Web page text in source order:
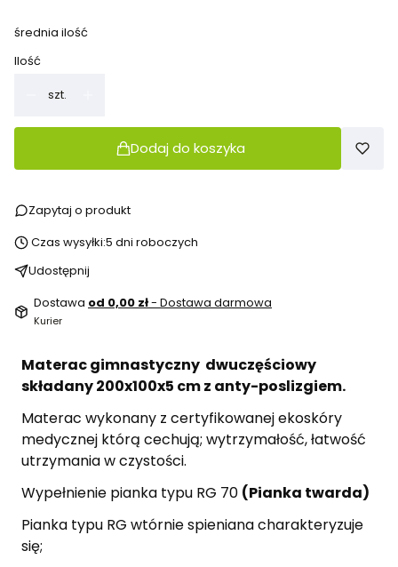
średnia ilość
Ilość
szt.
Dodaj do koszyka
Zapytaj o produkt
Czas wysyłki:5 dni roboczych
Udostępnij
Dostawa od 0,00 zł- Dostawa darmowa
Kurier
Materac gimnastyczny dwuczęściowy
składany 200x100x5 cm z anty-poslizgiem.
Materac wykonany z certyfikowanej ekoskóry
medycznej którą cechują; wytrzymałość, łatwość
utrzymania w czystości.
Wypełnienie pianka typu RG 70 (Pianka twarda)
Pianka typu RG wtórnie spieniana charakteryzuje
się;